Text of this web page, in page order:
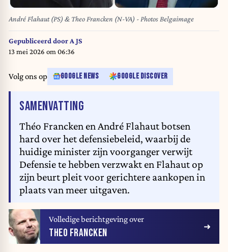
André Flahaut (PS) & Theo Francken (N-VA) - Photos Belgaimage
Gepubliceerd door A JS
13 mei 2026 om 06:36
Volg ons op GOOGLE NEWS GOOGLE DISCOVER
SAMENVATTING
Théo Francken en André Flahaut botsen
hard over het defensiebeleid, waarbij de
huidige minister zijn voorganger verwijt
Defensie te hebben verzwakt en Flahaut op
zijn beurt pleit voor gerichtere aankopen in
plaats van meer uitgaven.
Volledige berichtgeving over
THEO FRANCKEN